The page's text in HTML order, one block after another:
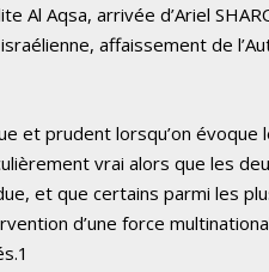
Al Aqsa, arrivée d’Ariel
affaissement de
et prudent lorsqu’on évoque
vrai alors que les
et que certains parmi les
d’une force